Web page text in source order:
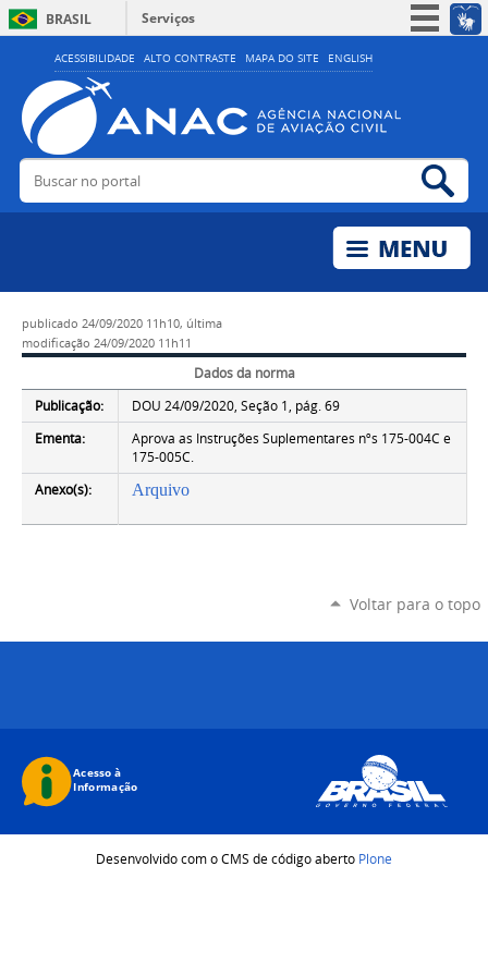
ACESSIBILIDADE ALTO CONTRASTE MAPA DO SITE ENGLISH
BRASIL
Serviços
Simplifique!
Acesso à informação
Legislação
Buscar no portal
publicado 24/09/2020 11h10, última
modificação 24/09/2020 11h11
Dados da norma
Publicação:
DOU 24/09/2020, Seção 1, pág. 69
Ementa:
Aprova as Instruções Suplementares nºs 175-004C e
175-005C.
Anexo(s):
Arquivo
Voltar para o topo
Desenvolvido com o CMS de código aberto Plone